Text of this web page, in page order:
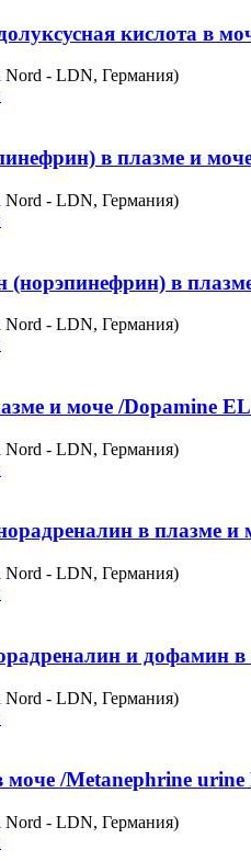
кислота в
Nord - LDN, Германия)
в плазме и
Nord - LDN, Германия)
(норэпинефрин) в
Nord - LDN, Германия)
и моче /Dopamine
Nord - LDN, Германия)
в плазме
Nord - LDN, Германия)
и дофамин
Nord - LDN, Германия)
моче /Metanephrine
Nord - LDN, Германия)